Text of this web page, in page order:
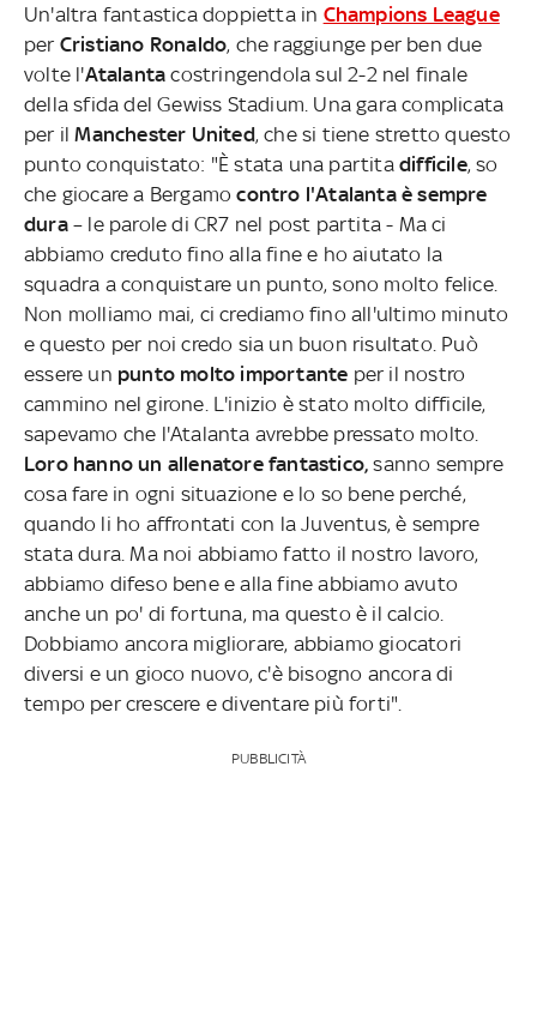
Un'altra fantastica doppietta in Champions League
per Cristiano Ronaldo, che raggiunge per ben due
volte l'Atalantacostringendola sul 2-2 nel finale
della sfida del Gewiss Stadium. Una gara complicata
per ilManchester United, che si tiene stretto questo
punto conquistato: "È stata una partita difficile, so
che giocare a Bergamocontro l'Atalanta è sempre
dura – le parole di CR7 nel post partita - Ma ci
abbiamo creduto fino alla fine e ho aiutato la
squadra a conquistare un punto, sono molto felice.
Non molliamo mai, ci crediamo fino all'ultimo minuto
e questo per noi credo sia un buon risultato. Può
essere un punto molto importante per il nostro
cammino nel girone. L'inizio è stato molto difficile,
sapevamo che l'Atalanta avrebbe pressato molto.
Loro hanno un allenatore fantastico,sanno sempre
cosa fare in ogni situazione e lo so bene perché,
quando li ho affrontati con la Juventus, è sempre
stata dura. Ma noi abbiamo fatto il nostro lavoro,
abbiamo difeso bene e alla fine abbiamo avuto
anche un po' di fortuna, ma questo è il calcio.
Dobbiamo ancora migliorare, abbiamo giocatori
diversi e un gioco nuovo, c'è bisogno ancora di
tempo per crescere e diventare più forti".
PUBBLICITÀ